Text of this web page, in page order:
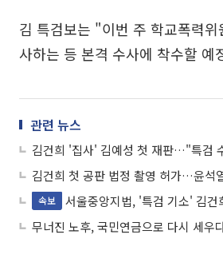
김 특검보는 "이번 주 학교폭력
사하는 등 본격 수사에 착수할 예
관련 뉴스
속보
서울중앙지법, '특검 기소' 김건희 재
무너진 노후, 국민연금으로 다시 세우